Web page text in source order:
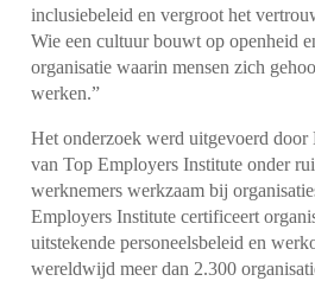
inclusiebeleid en vergroot het
Wie een cultuur bouwt op openheid
organisatie waarin mensen zich
werken.”
Het onderzoek werd uitgevoerd
van Top Employers Institute onder
werknemers werkzaam bij
Employers Institute certificeert
uitstekende personeelsbeleid en
wereldwijd meer dan 2.300